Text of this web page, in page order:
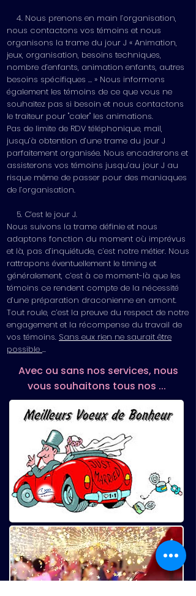
4. Nous prenons en main l’organisation,
nous contactons vos témoins et nous
organisons la trame du jour J « Animation,
jeux, organisation, besoins techniques,
nombre d’enfants, animation enfants, autres
besoins spécifiques … » Nous informons
également les témoins de ce que vous ne
souhaitez pas si besoin et nous contactons
le traiteur pour "caler" les animations.
Pas de limite de RDV téléphonique, mail,
jusqu’à obtention d’une trame du jour J
parfaitement organisée. Nous encadrerons et
assisterons vos témoins jusqu’au jour J au
risque même de passer pour des maniaques
de l’organisation.
5. C’est le jour J.
Nous suivons la trame définie et nous
adaptons fonction du moment où imprévus
et là, pas d’inquiétude, c’est notre métier. Nous
rattrapons éventuellement le timing et
généralement, c’est à ce moment-là que les
témoins ce rendent compte de la nécessité
d’une préparation draconienne en amont.
Tout roule, c’est la preuve du respect de notre
engagement et la récompense du travail de
vos témoins. Sans eux rien ne saurait être
possible ...
Avec ou sans nos services, nous
vous souhaitons tous nos ...